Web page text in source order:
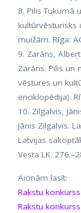
8. Pilis Tukumā
kultūrvēsturisks
muižām. Rīga:
9. Zarāns,
Zarāns. Pilis un
vēstures un
enciklopēdija).
10. Zilgalvis,
Jānis Zilgalvis.
Latvijas
Vesta LK.
Aicinām lasīt:
Rakstu
Rakstu